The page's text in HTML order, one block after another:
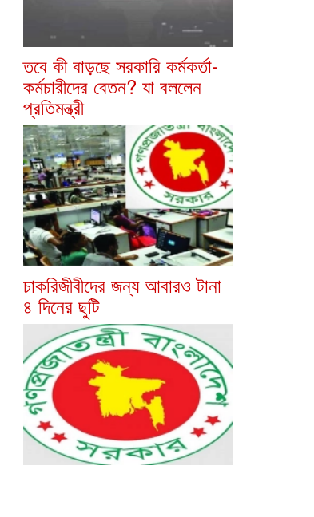
তবে কী বাড়ছে সরকারি কর্মকর্তা-
কর্মচারীদের বেতন? যা বললেন
প্রতিমন্ত্রী
চাকরিজীবীদের জন্য আবারও টানা
৪ দিনের ছুটি